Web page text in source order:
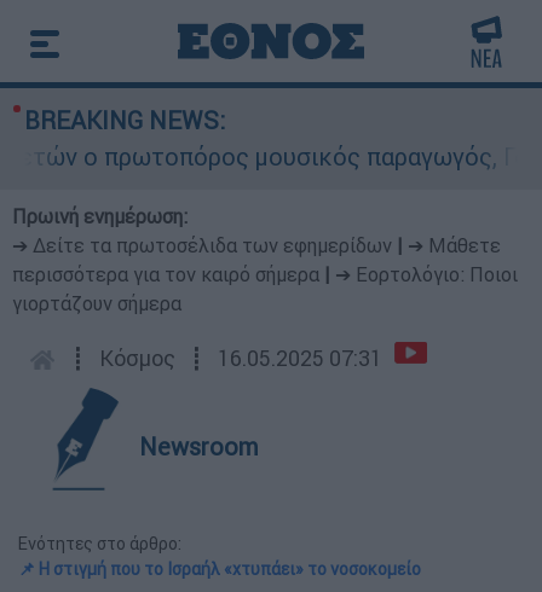
BREAKING NEWS:
ο πρωτοπόρος μουσικός παραγωγός,
Πρωινή ενημέρωση:
➔ Δείτε τα πρωτοσέλιδα των εφημερίδων
➔ Μάθετε
περισσότερα για τον καιρό σήμερα
➔ Εορτολόγιο: Ποιοι
γιορτάζουν σήμερα
┋ Κόσμος ┋ 16.05.2025 07:31
Newsroom
Ενότητες στο άρθρο:
📌 Η στιγμή που το Ισραήλ «χτυπάει» το νοσοκομείο